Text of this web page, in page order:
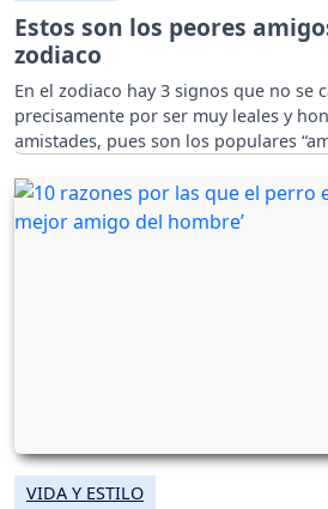
Estos son los peores
zodiaco
En el zodiaco hay 3 signos que no se
precisamente por ser muy leales y
amistades, pues son los populares
VIDA Y ESTILO